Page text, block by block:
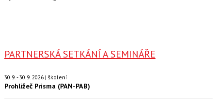
PARTNERSKÁ SETKÁNÍ A SEMINÁŘE
30.9. - 30.9. 2026 | školení
Prohlížeč Prisma (PAN-PAB)